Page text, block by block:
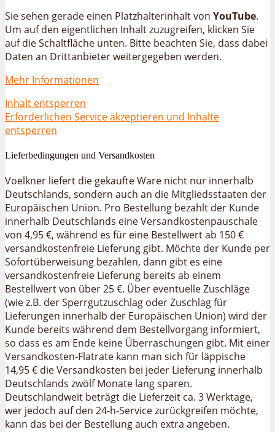
Sie sehen gerade einen Platzhalterinhalt von YouTube.
Um auf den eigentlichen Inhalt zuzugreifen, klicken Sie
auf die Schaltfläche unten. Bitte beachten Sie, dass dabei
Daten an Drittanbieter weitergegeben werden.
Mehr Informationen
Inhalt entsperren
Erforderlichen Service akzeptieren und Inhalte
entsperren
Lieferbedingungen und Versandkosten
Voelkner liefert die gekaufte Ware nicht nur innerhalb
Deutschlands, sondern auch an die Mitgliedsstaaten der
Europäischen Union. Pro Bestellung bezahlt der Kunde
innerhalb Deutschlands eine Versandkostenpauschale
von 4,95 €, während es für eine Bestellwert ab 150 €
versandkostenfreie Lieferung gibt. Möchte der Kunde per
Sofortüberweisung bezahlen, dann gibt es eine
versandkostenfreie Lieferung bereits ab einem
Bestellwert von über 25 €. Über eventuelle Zuschläge
(wie z.B. der Sperrgutzuschlag oder Zuschlag für
Lieferungen innerhalb der Europäischen Union) wird der
Kunde bereits während dem Bestellvorgang informiert,
so dass es am Ende keine Überraschungen gibt. Mit einer
Versandkosten-Flatrate kann man sich für läppische
14,95 € die Versandkosten bei jeder Lieferung innerhalb
Deutschlands zwölf Monate lang sparen.
Deutschlandweit beträgt die Lieferzeit ca. 3 Werktage,
wer jedoch auf den 24-h-Service zurückgreifen möchte,
kann das bei der Bestellung auch extra angeben.